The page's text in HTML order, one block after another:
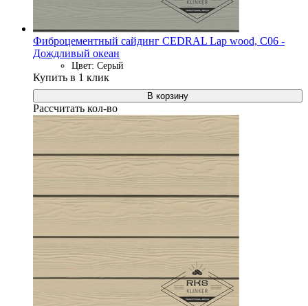
Фиброцементный сайдинг CEDRAL Lap wood, C06 -
Дождливый океан
Цвет: Серый
Купить в 1 клик
В корзину
Рассчитать кол-во